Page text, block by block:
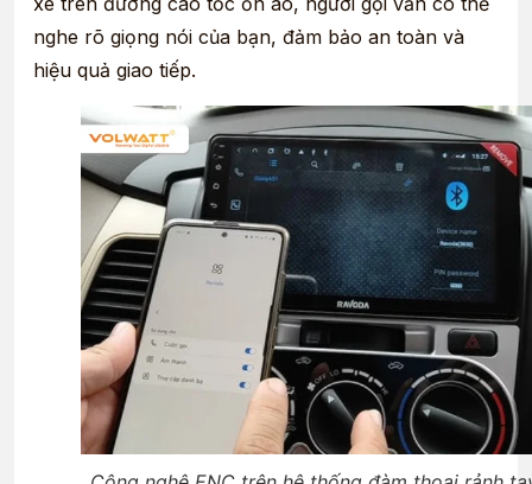
nghe rõ giọng nói của bạn, đảm bảo an toàn và
hiệu quả giao tiếp.